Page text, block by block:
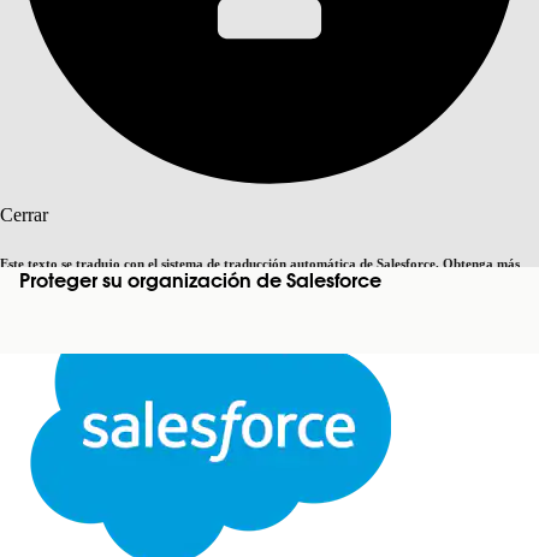
Cerrar
Este texto se tradujo con el sistema de traducción automática de Salesforce. Obtenga más
detallesaquí. Cambiar a inglés Ahora no
Cerrar Cerrar
Proteger su organización de Salesforce
Índice de materias
Buscar